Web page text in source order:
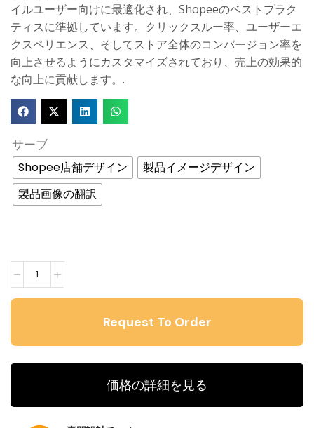
イルユーザー向けに最適化され、Shopeeのベストプラク
ティスに準拠しています。クリックスルー率、ユーザーエ
クスペリエンス、そしてストア全体のコンバージョン率を
向上させるようにカスタマイズされており、売上の効果的
な向上に貢献します。.
サーブ
Shopee店舗デザイン
製品イメージデザイン
製品画像の翻訳
価格の詳細を見る